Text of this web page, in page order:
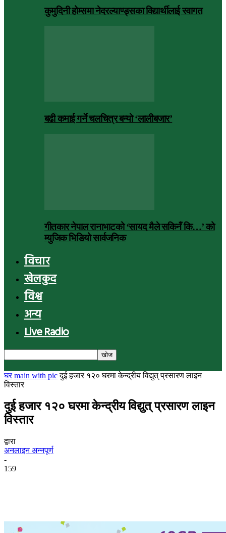
कुमुदिनी होम्समा नेदरल्याण्ड्सका विद्यार्थीलाई स्वागत
बढी कमाई गर्ने चलचित्र बन्यो ‘लालीबजार’
गीतकार नेपाल रानाभाटको ‘सायद मैले सकिनँ कि…’ को
म्युजिक भिडियो सार्वजनिक
विचार
खेलकुद
विश्व
अन्य
Live Radio
घर main with pic दुई हजार १२० घरमा केन्द्रीय विद्युत् प्रसारण लाइन
विस्तार
दुई हजार १२० घरमा केन्द्रीय विद्युत् प्रसारण लाइन
विस्तार
द्वारा
अनलाइन अन्नपूर्ण
-
159